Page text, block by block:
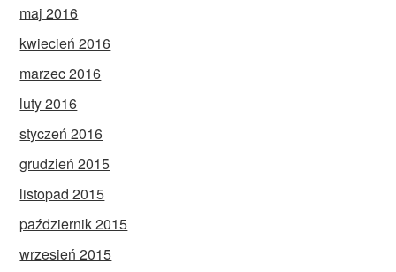
maj 2016
kwiecień 2016
marzec 2016
luty 2016
styczeń 2016
grudzień 2015
listopad 2015
październik 2015
wrzesień 2015